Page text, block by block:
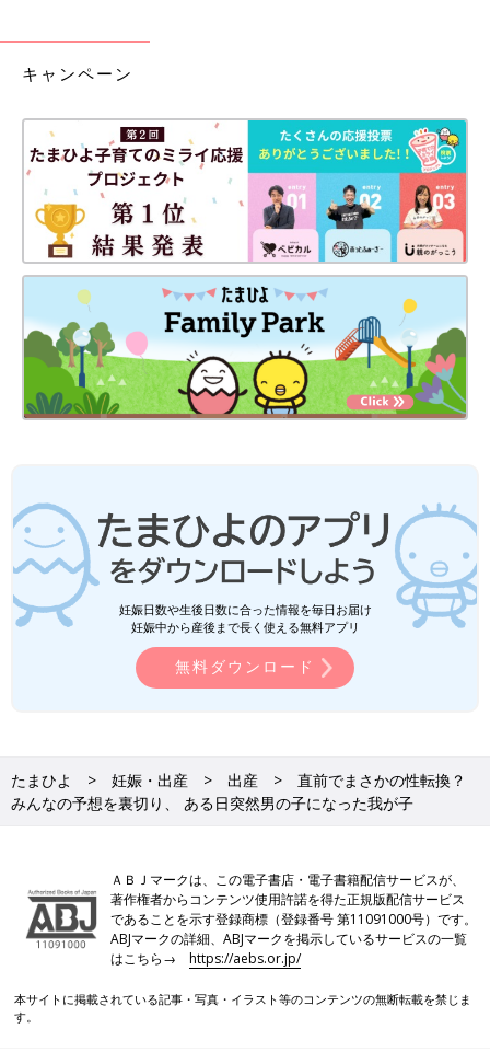
キャンペーン
妊娠日数や生後日数に合った情報を毎日お届け
妊娠中から産後まで長く使える無料アプリ
無料ダウンロード
たまひよ 妊娠・出産 出産
直前でまさかの性転換？
みんなの予想を裏切り、 ある日突然男の子になった我が子
ＡＢＪマークは、この電子書店・電子書籍配信サービスが、
著作権者からコンテンツ使用許諾を得た正規版配信サービス
であることを示す登録商標（登録番号 第11091000号）です。
ABJマークの詳細、ABJマークを掲示しているサービスの一覧
はこちら→https://aebs.or.jp/
本サイトに掲載されている記事・写真・イラスト等のコンテンツの無断転載を禁じま
す。